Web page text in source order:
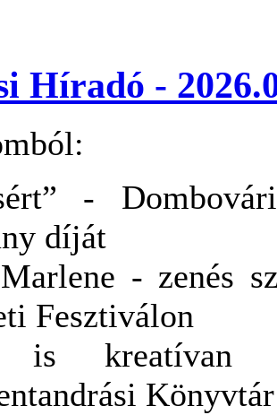
Híradó -
-
díját
- zenés
Fesztiválon
is kreatívan
Könyvtár